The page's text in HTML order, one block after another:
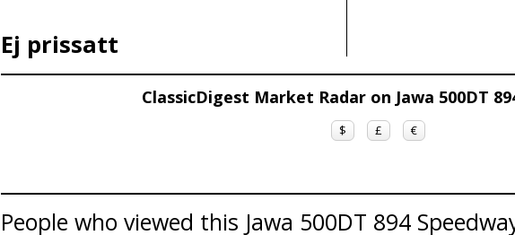
Ej prissatt
ClassicDigest Market Radar on Jawa 500DT
$ £ €
People who viewed this Jawa 500DT 894